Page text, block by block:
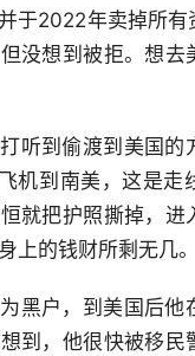
于2022年卖掉所有
没想到被拒。想去
听到偷渡到美国的
机到南美，这是走
就把护照撕掉，进
上的钱财所剩无几。
黑户，到美国后他
到，他很快被移民